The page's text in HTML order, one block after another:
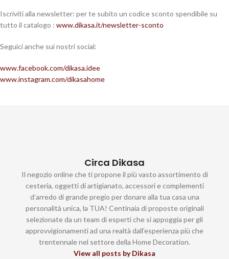
Iscriviti alla newsletter: per te subito un codice sconto spendibile su
tutto il catalogo : www.dikasa.it/newsletter-sconto
Seguici anche sui nostri social:
www.facebook.com/dikasa.idee
www.instagram.com/dikasahome
Circa Dikasa
Il negozio online che ti propone il più vasto assortimento di
cesteria, oggetti di artigianato, accessori e complementi
d’arredo di grande pregio per donare alla tua casa una
personalità unica, la TUA! Centinaia di proposte originali
selezionate da un team di esperti che si appoggia per gli
approvvigionamenti ad una realtà dall’esperienza più che
trentennale nel settore della Home Decoration.
View all posts by Dikasa